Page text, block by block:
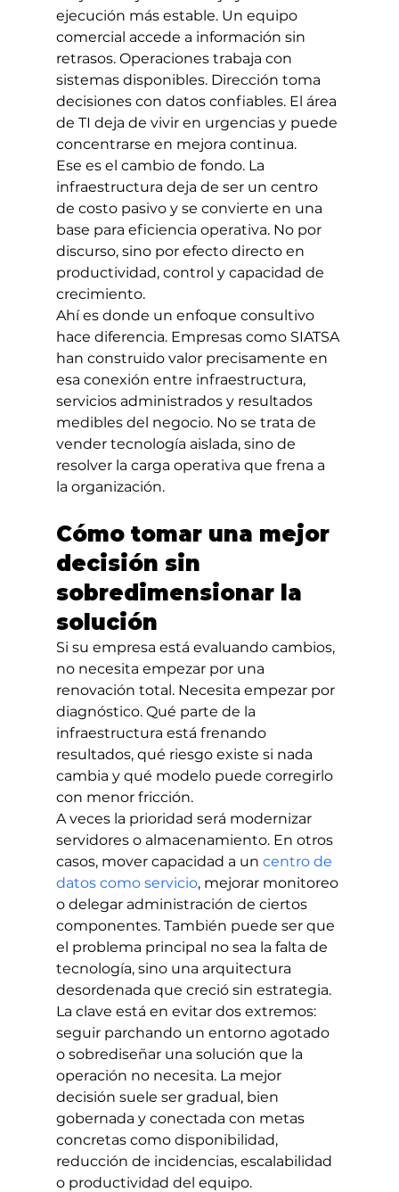
ejecución más estable. Un equipo
comercial accede a información sin
retrasos. Operaciones trabaja con
sistemas disponibles. Dirección toma
decisiones con datos confiables. El área
de TI deja de vivir en urgencias y puede
concentrarse en mejora continua.
Ese es el cambio de fondo. La
infraestructura deja de ser un centro
de costo pasivo y se convierte en una
base para eficiencia operativa. No por
discurso, sino por efecto directo en
productividad, control y capacidad de
crecimiento.
Ahí es donde un enfoque consultivo
hace diferencia. Empresas como SIATSA
han construido valor precisamente en
esa conexión entre infraestructura,
servicios administrados y resultados
medibles del negocio. No se trata de
vender tecnología aislada, sino de
resolver la carga operativa que frena a
la organización.
Cómo tomar una mejor
decisión sin
sobredimensionar la
solución
Si su empresa está evaluando cambios,
no necesita empezar por una
renovación total. Necesita empezar por
diagnóstico. Qué parte de la
infraestructura está frenando
resultados, qué riesgo existe si nada
cambia y qué modelo puede corregirlo
con menor fricción.
A veces la prioridad será modernizar
servidores o almacenamiento. En otros
casos, mover capacidad a un centro de
datos como servicio, mejorar monitoreo
o delegar administración de ciertos
componentes. También puede ser que
el problema principal no sea la falta de
tecnología, sino una arquitectura
desordenada que creció sin estrategia.
La clave está en evitar dos extremos:
seguir parchando un entorno agotado
o sobrediseñar una solución que la
operación no necesita. La mejor
decisión suele ser gradual, bien
gobernada y conectada con metas
concretas como disponibilidad,
reducción de incidencias, escalabilidad
o productividad del equipo.